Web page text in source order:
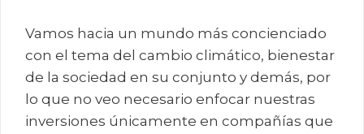
Vamos hacia un mundo más concienciado
con el tema del cambio climático, bienestar
de la sociedad en su conjunto y demás, por
lo que no veo necesario enfocar nuestras
inversiones únicamente en compañías que